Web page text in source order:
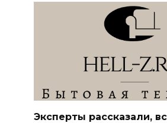
Эксперты рассказали,